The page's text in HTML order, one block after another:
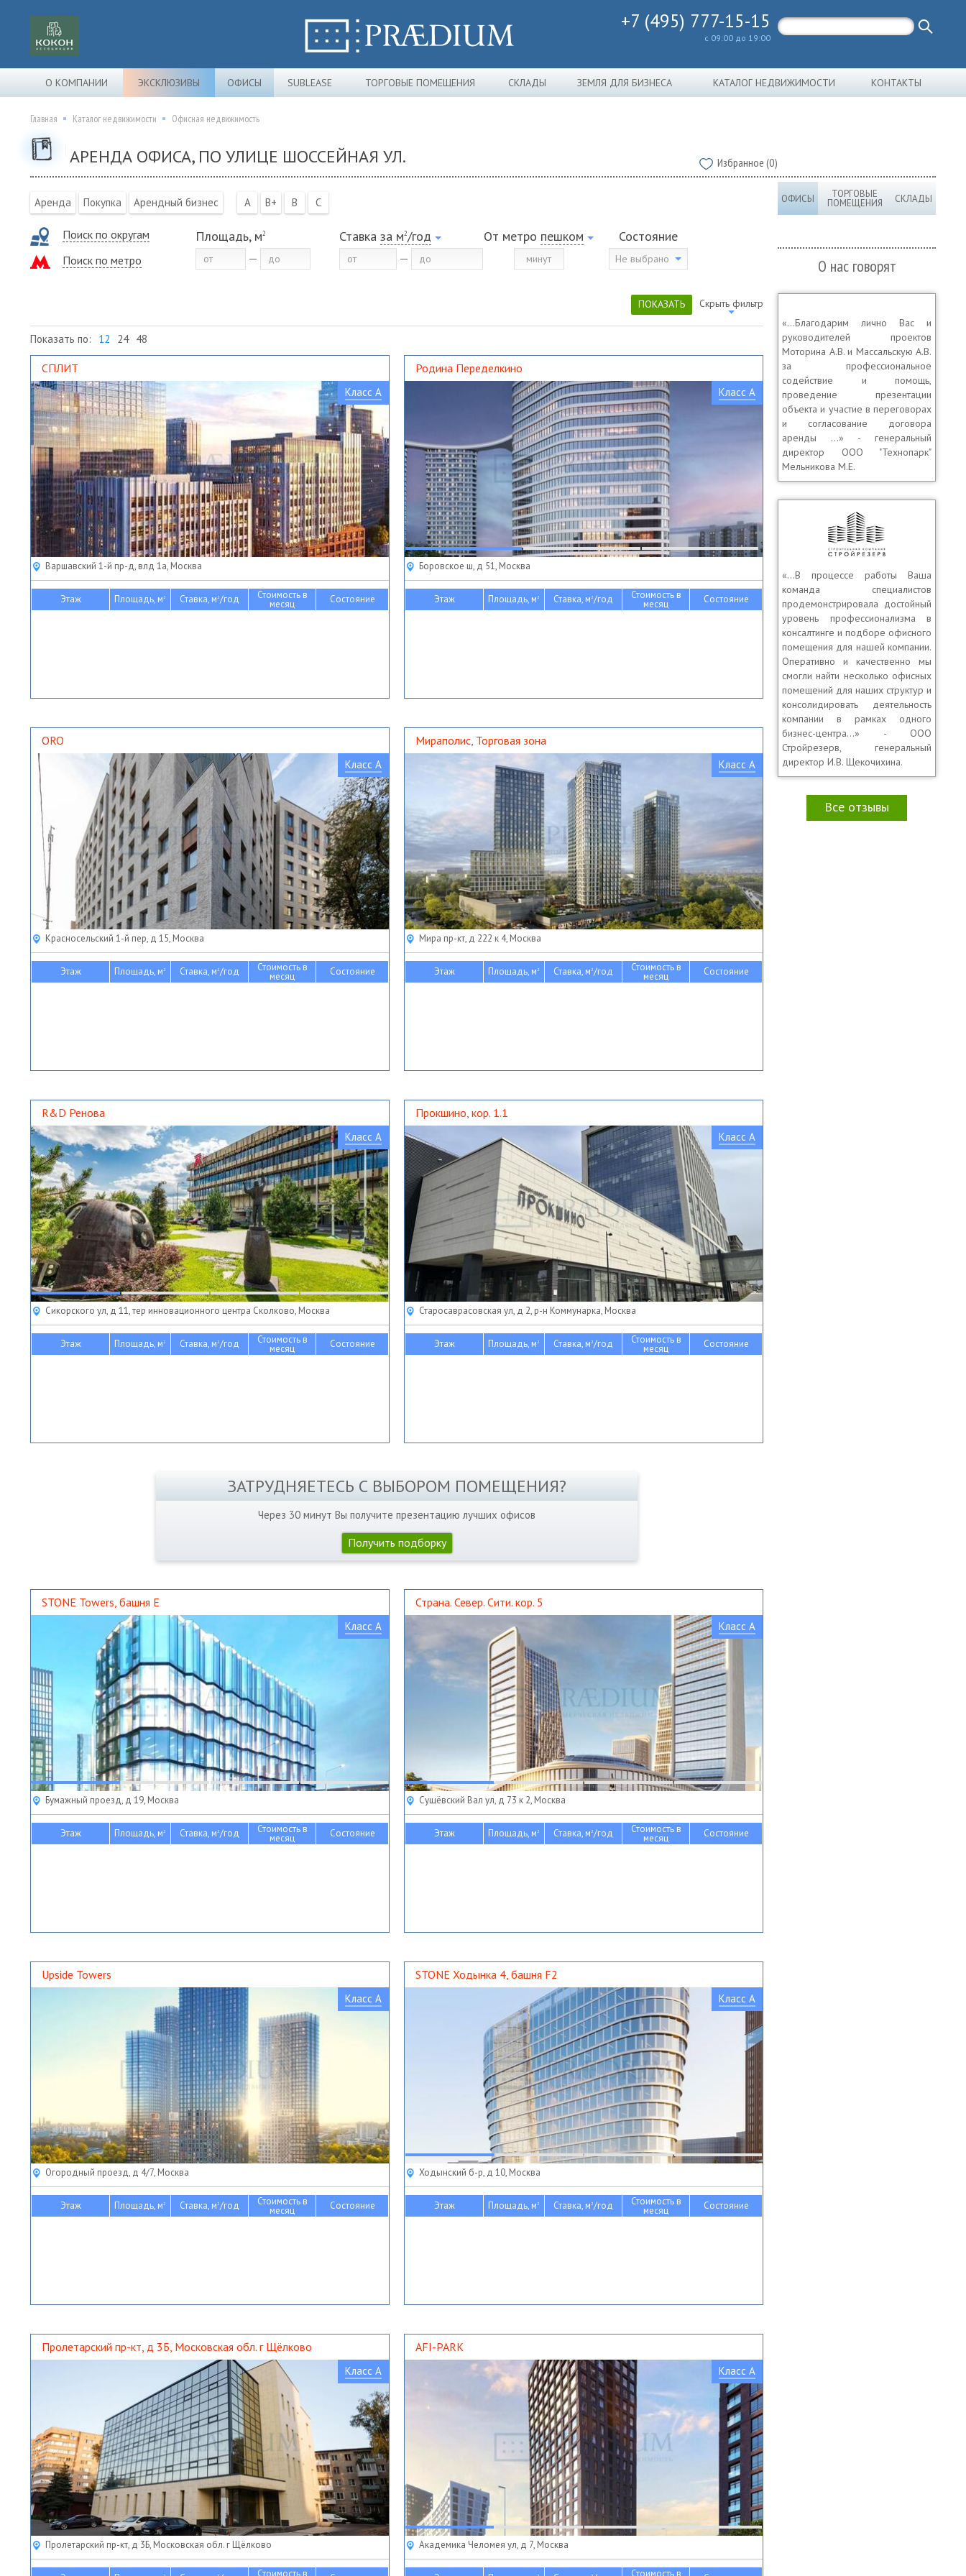
+7 (495) 777-15-15
с 09:00 до 19:00
О КОМПАНИИ ЭКСКЛЮЗИВЫ ОФИСЫ SUBLEASE ТОРГОВЫЕ ПОМЕЩЕНИЯ СКЛАДЫ ЗЕМЛЯ ДЛЯ БИЗНЕСА КАТАЛОГ НЕДВИЖИМОСТИ КОНТАКТЫ
Главная Каталог недвижимости Офисная недвижимость
АРЕНДА ОФИСА, ПО УЛИЦЕ ШОССЕЙНАЯ УЛ. Избранное (0)
Аренда Покупка Арендный бизнес A B+ B C
Поиск по округам
Поиск по метро
Площадь, м2 Ставка за м2/год От метро пешком Состояние
Не выбрано
ПОКАЗАТЬ Скрыть фильтр
Показать по: 12 24 48
СПЛИТ
Класс A
Варшавский 1-й пр-д, влд 1а, Москва
Этаж Площадь, м2 Ставка, м2/год Стоимость в
месяц Состояние
Родина Переделкино
Класс A
Боровское ш, д 51, Москва
Этаж Площадь, м2 Ставка, м2/год Стоимость в
месяц Состояние
ORO
Класс A
Красносельский 1-й пер, д 15, Москва
Этаж Площадь, м2 Ставка, м2/год Стоимость в
месяц Состояние
Мираполис, Торговая зона
Класс A
Мира пр-кт, д 222 к 4, Москва
Этаж Площадь, м2 Ставка, м2/год Стоимость в
месяц Состояние
R&D Ренова
Класс A
Сикорского ул, д 11, тер инновационного центра Сколково, Москва
Этаж Площадь, м2 Ставка, м2/год Стоимость в
месяц Состояние
Прокшино, кор. 1.1
Класс A
Старосаврасовская ул, д 2, р-н Коммунарка, Москва
Этаж Площадь, м2 Ставка, м2/год Стоимость в
месяц Состояние
ЗАТРУДНЯЕТЕСЬ С ВЫБОРОМ ПОМЕЩЕНИЯ?
Через 30 минут Вы получите презентацию лучших офисов
Получить подборку
STONE Towers, башня Е
Класс A
Бумажный проезд, д 19, Москва
Этаж Площадь, м2 Ставка, м2/год Стоимость в
месяц Состояние
Страна. Север. Сити. кор. 5
Класс A
Сущёвский Вал ул, д 73 к 2, Москва
Этаж Площадь, м2 Ставка, м2/год Стоимость в
месяц Состояние
Upside Towers
Класс A
Огородный проезд, д 4/7, Москва
Этаж Площадь, м2 Ставка, м2/год Стоимость в
месяц Состояние
STONE Ходынка 4, башня F2
Класс A
Ходынский б-р, д 10, Москва
Этаж Площадь, м2 Ставка, м2/год Стоимость в
месяц Состояние
Пролетарский пр-кт, д 3Б, Московская обл. г Щёлково
Класс A
Пролетарский пр-кт, д 3Б, Московская обл. г Щёлково
Стоимость в
AFI-PARK
Класс A
Академика Челомея ул, д 7, Москва
Стоимость в
ОФИСЫ ТОРГОВЫЕ
ПОМЕЩЕНИЯ СКЛАДЫ
О нас говорят
«…Благодарим лично Вас и
руководителей проектов
Моторина А.В. и Массальскую А.В.
за профессиональное
содействие и помощь,
проведение презентации
объекта и участие в переговорах
и согласование договора
аренды …» - генеральный
директор OOO "Технопарк"
Мельникова М.Е.
«…В процессе работы Ваша
команда специалистов
продемонстрировала достойный
уровень профессионализма в
консалтинге и подборе офисного
помещения для нашей компании.
Оперативно и качественно мы
смогли найти несколько офисных
помещений для наших структур и
консолидировать деятельность
компании в рамках одного
бизнес-центра…» - ООО
Стройрезерв, генеральный
директор И.В. Щекочихина.
Все отзывы